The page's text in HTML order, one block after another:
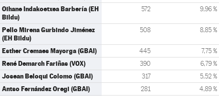
Oihane Indakoetxea Barbería (EH
Bildu)
572 9,96 %
Pello Mirena Gurbindo Jiménez
(EH Bildu)
508 8,85 %
Esther Cremaes Mayorga (GBAI) 445 7,75 %
René Demarch Fariñas (VOX) 390 6,79 %
Josean Beloqui Colomo (GBAI) 317 5,52 %
Antso Fernández Oregi (GBAI) 281 4,89 %